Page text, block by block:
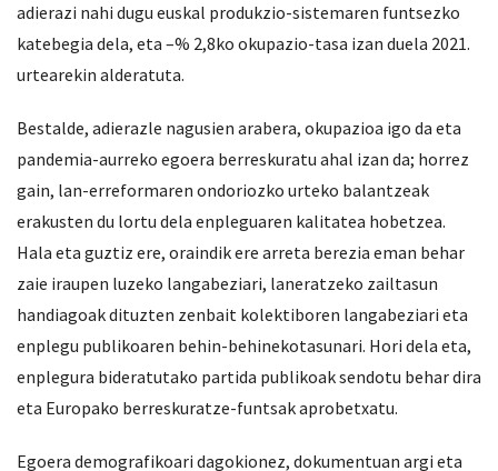
adierazi nahi dugu euskal produkzio-sistemaren funtsezko
katebegia dela, eta –% 2,8ko okupazio-tasa izan duela 2021.
urtearekin alderatuta.
Bestalde, adierazle nagusien arabera, okupazioa igo da eta
pandemia-aurreko egoera berreskuratu ahal izan da; horrez
gain, lan-erreformaren ondoriozko urteko balantzeak
erakusten du lortu dela enpleguaren kalitatea hobetzea.
Hala eta guztiz ere, oraindik ere arreta berezia eman behar
zaie iraupen luzeko langabeziari, laneratzeko zailtasun
handiagoak dituzten zenbait kolektiboren langabeziari eta
enplegu publikoaren behin-behinekotasunari. Hori dela eta,
enplegura bideratutako partida publikoak sendotu behar dira
eta Europako berreskuratze-funtsak aprobetxatu.
Egoera demografikoari dagokionez, dokumentuan argi eta